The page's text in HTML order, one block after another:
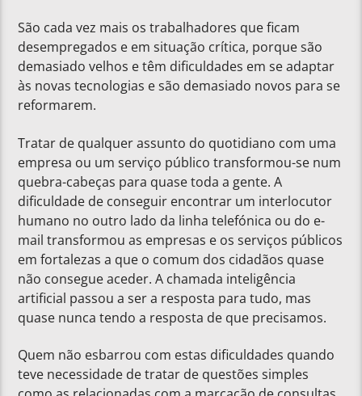
São cada vez mais os trabalhadores que ficam
desempregados e em situação crítica, porque são
demasiado velhos e têm dificuldades em se adaptar
às novas tecnologias e são demasiado novos para se
reformarem.
Tratar de qualquer assunto do quotidiano com uma
empresa ou um serviço público transformou-se num
quebra-cabeças para quase toda a gente. A
dificuldade de conseguir encontrar um interlocutor
humano no outro lado da linha telefónica ou do e-
mail transformou as empresas e os serviços públicos
em fortalezas a que o comum dos cidadãos quase
não consegue aceder. A chamada inteligência
artificial passou a ser a resposta para tudo, mas
quase nunca tendo a resposta de que precisamos.
Quem não esbarrou com estas dificuldades quando
teve necessidade de tratar de questões simples